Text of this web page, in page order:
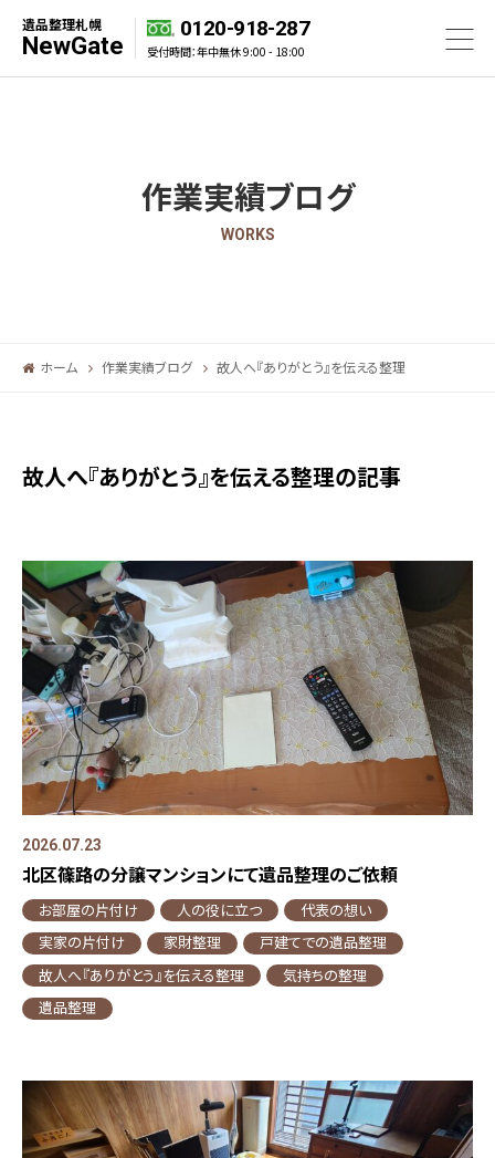
遺品整理札幌
NewGate
0120-918-287
受付時間：年中無休 9:00 - 18:00
作業実績ブログ
WORKS
ホーム 作業実績ブログ 故人へ『ありがとう』を伝える整理
故人へ『ありがとう』を伝える整理の記事
2026.07.23
北区篠路の分譲マンションにて遺品整理のご依頼
お部屋の片付け 人の役に立つ
代表の想い
実家の片付け
家財整理
戸建てでの遺品整理
故人へ『ありがとう』を伝える整理
気持ちの整理
遺品整理